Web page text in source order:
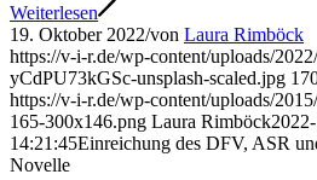
Weiterlesen
19. Oktober 2022/von Laura Rimböck
https://v-i-r.de/wp-content/uploads/
yCdPU73kGSc-unsplash-scaled.jpg
https://v-i-r.de/wp-content/uploads/
165-300x146.png Laura Rimböck
14:21:45Einreichung des DFV, ASR
Novelle